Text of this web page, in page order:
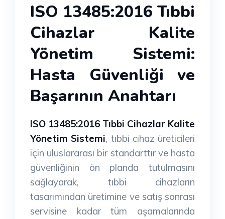
ISO 13485:2016 Tıbbi
Cihazlar Kalite
Yönetim Sistemi:
Hasta Güvenliği ve
Başarının Anahtarı
ISO 13485:2016 Tıbbi Cihazlar Kalite
Yönetim Sistemi, tıbbi cihaz üreticileri
için uluslararası bir standarttır ve hasta
güvenliğinin ön planda tutulmasını
sağlayarak, tıbbi cihazların
tasarımından üretimine ve satış sonrası
servisine kadar tüm aşamalarında